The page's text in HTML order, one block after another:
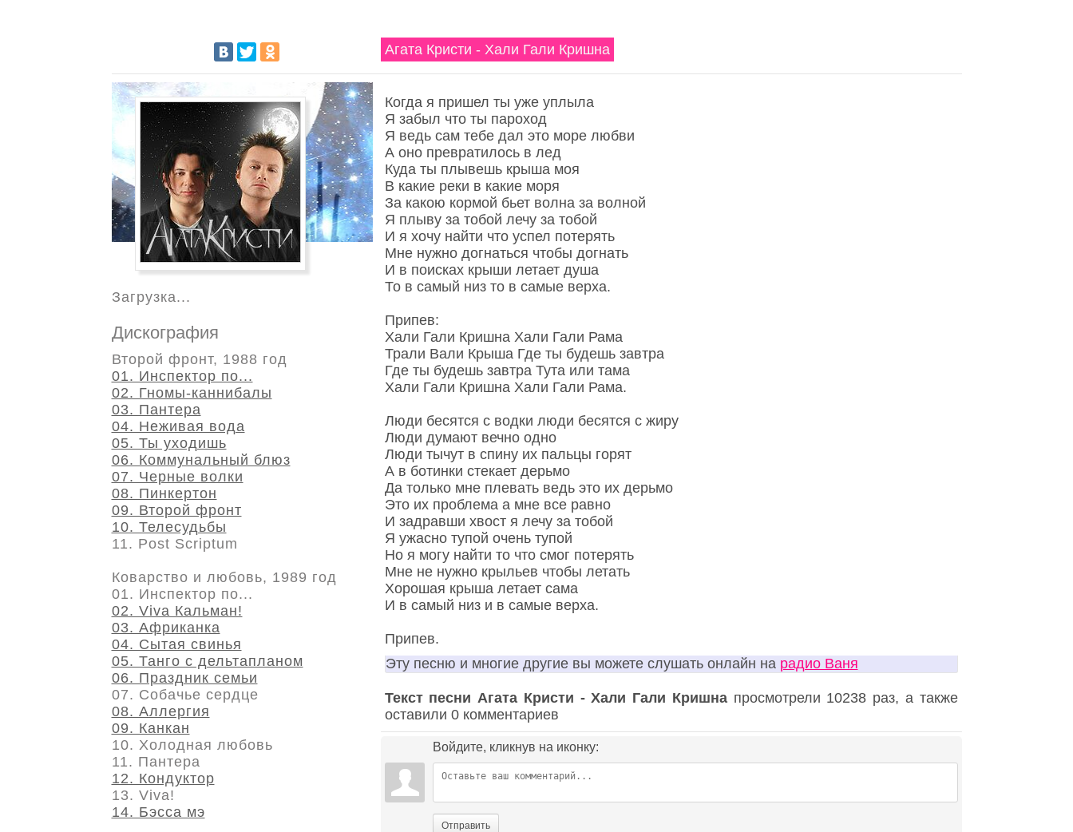
Агата Кристи - Хали Гали Кришна
Когда я пришел ты уже уплыла
Я забыл что ты пароход
Я ведь сам тебе дал это море любви
А оно превратилось в лед
Куда ты плывешь крыша моя
В какие реки в какие моря
За какою кормой бьет волна за волной
Я плыву за тобой лечу за тобой
И я хочу найти что успел потерять
Мне нужно догнаться чтобы догнать
И в поисках крыши летает душа
То в самый низ то в самые верха.
Припев:
Хали Гали Кришна Хали Гали Рама
Трали Вали Крыша Где ты будешь завтра
Где ты будешь завтра Тута или тама
Хали Гали Кришна Хали Гали Рама.
Люди бесятся с водки люди бесятся с жиру
Люди думают вечно одно
Люди тычут в спину их пальцы горят
А в ботинки стекает дерьмо
Да только мне плевать ведь это их дерьмо
Это их проблема а мне все равно
И задравши хвост я лечу за тобой
Я ужасно тупой очень тупой
Но я могу найти то что смог потерять
Мне не нужно крыльев чтобы летать
Хорошая крыша летает сама
И в самый низ и в самые верха.
Припев.
Эту песню и многие другие вы можете слушать онлайн на радио Ваня
Текст песни Агата Кристи - Хали Гали Кришнапросмотрели 10238 раз, а также
оставили 0 комментариев
Войдите, кликнув на иконку:
Отправить
Загрузка...
Дискография
Второй фронт, 1988 год
01. Инспектор по...
02. Гномы-каннибалы
03. Пантера
04. Неживая вода
05. Ты уходишь
06. Коммунальный блюз
07. Черные волки
08. Пинкертон
09. Второй фронт
10. Телесудьбы
11. Post Scriptum
Коварство и любовь, 1989 год
01. Инспектор по...
02. Viva Кальман!
03. Африканка
04. Сытая свинья
05. Танго с дельтапланом
06. Праздник семьи
07. Собачье сердце
08. Аллергия
09. Канкан
10. Холодная любовь
11. Пантера
12. Кондуктор
13. Viva!
14. Бэсса мэ